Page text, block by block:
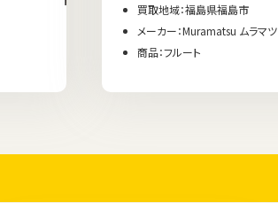
買取地域：福島県福島市
メーカー：Muramatsu ムラマツ
商品：フルート